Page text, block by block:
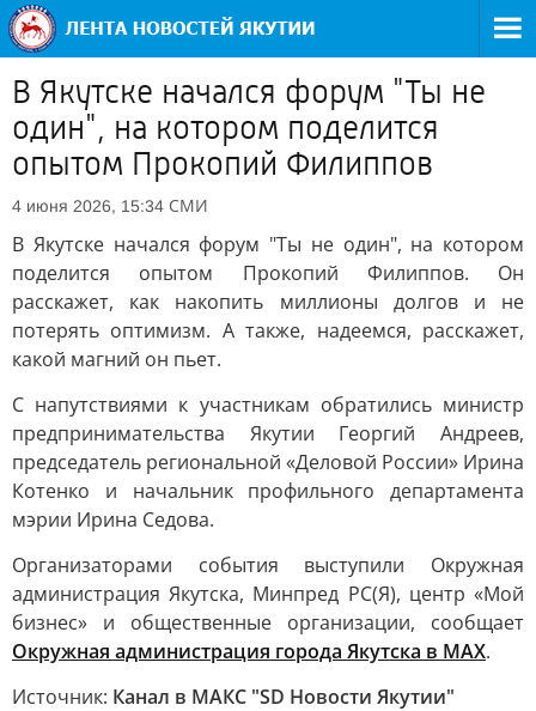
В Якутске начался форум "Ты не
один", на котором поделится
опытом Прокопий Филиппов
4 июня 2026, 15:34 СМИ
В Якутске начался форум "Ты не один", на котором
поделится опытом Прокопий Филиппов. Он
расскажет, как накопить миллионы долгов и не
потерять оптимизм. А также, надеемся, расскажет,
какой магний он пьет.
С напутствиями к участникам обратились министр
предпринимательства Якутии Георгий Андреев,
председатель региональной «Деловой России» Ирина
Котенко и начальник профильного департамента
мэрии Ирина Седова.
Организаторами события выступили Окружная
администрация Якутска, Минпред РС(Я), центр «Мой
бизнес» и общественные организации, сообщает
Окружная администрация города Якутска в MAX.
Источник: Канал в МАКС "SD Новости Якутии"